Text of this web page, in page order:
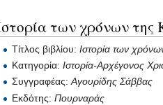
των χρόνων της
Τίτλος βιβλίου:Ιστορία των
Κατηγορία:Ιστορία-Αρχέγονος
Συγγραφέας:Αγουρίδης Σάββας
Εκδότης:Πουρναράς